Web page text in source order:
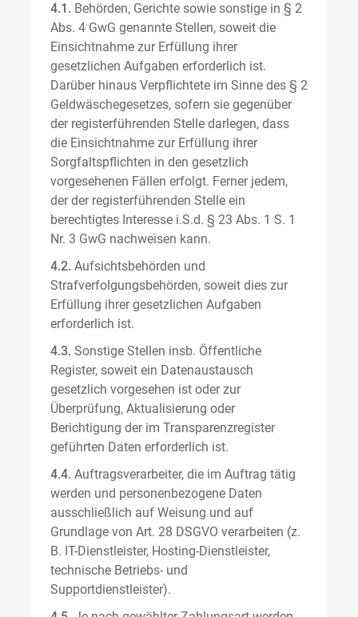
4.1. Behörden, Gerichte sowie sonstige in § 2
Abs. 4 GwG genannte Stellen, soweit die
Einsichtnahme zur Erfüllung ihrer
gesetzlichen Aufgaben erforderlich ist.
Darüber hinaus Verpflichtete im Sinne des § 2
Geldwäschegesetzes, sofern sie gegenüber
der registerführenden Stelle darlegen, dass
die Einsichtnahme zur Erfüllung ihrer
Sorgfaltspflichten in den gesetzlich
vorgesehenen Fällen erfolgt. Ferner jedem,
der der registerführenden Stelle ein
berechtigtes Interesse i.S.d. § 23 Abs. 1 S. 1
Nr. 3 GwG nachweisen kann.
4.2. Aufsichtsbehörden und
Strafverfolgungsbehörden, soweit dies zur
Erfüllung ihrer gesetzlichen Aufgaben
erforderlich ist.
4.3. Sonstige Stellen insb. Öffentliche
Register, soweit ein Datenaustausch
gesetzlich vorgesehen ist oder zur
Überprüfung, Aktualisierung oder
Berichtigung der im Transparenzregister
geführten Daten erforderlich ist.
4.4. Auftragsverarbeiter, die im Auftrag tätig
werden und personenbezogene Daten
ausschließlich auf Weisung und auf
Grundlage von Art. 28 DSGVO verarbeiten (z.
B. IT-Dienstleister, Hosting-Dienstleister,
technische Betriebs- und
Supportdienstleister).